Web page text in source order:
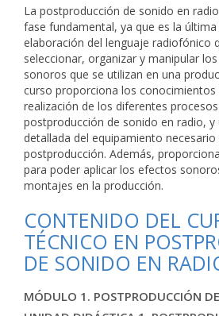
La postproducción de sonido en
fase fundamental, ya que es la
elaboración del lenguaje radiofónico
seleccionar, organizar y manipular
sonoros que se utilizan en una
curso proporciona los conocimientos
realización de los diferentes
postproducción de sonido en radio, y
detallada del equipamiento necesario
postproducción. Además,
para poder aplicar los efectos
montajes en la producción.
CONTENIDO DEL
TÉCNICO EN
DE SONIDO EN
MÓDULO 1. POSTPRODUCCIÓN